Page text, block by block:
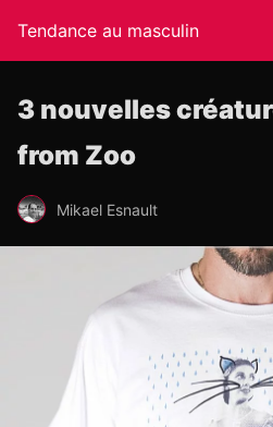
Tendance au masculin
3 nouvelles
from Zoo
Mikael Esnault